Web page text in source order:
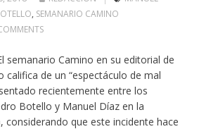
, SEMANARIO CAMINO
semanario Camino en su editorial de
califica de un “espectáculo de mal
recientemente entre los
Botello y Manuel Díaz en la
considerando que este incidente hace